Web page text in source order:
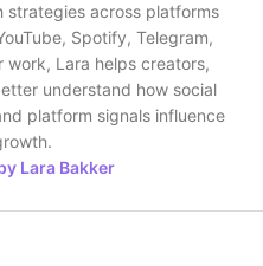
across platforms
Spotify, Telegram,
work, Lara helps creators,
understand how social
platform signals influence
Lara Bakker